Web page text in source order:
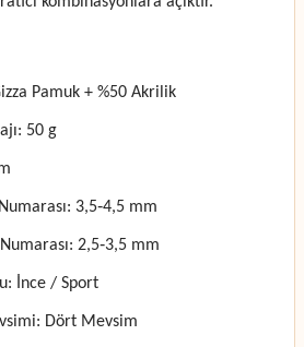
Pamuk + %50 Akrilik
50 g
3,5‑4,5 mm
2,5‑3,5 mm
İnce / Sport
Dört Mevsim